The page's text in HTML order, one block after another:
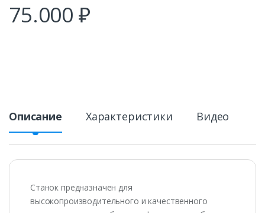
75.000₽
Описание Характеристики Видео
Станок предназначен для
высокопроизводительного и качественного